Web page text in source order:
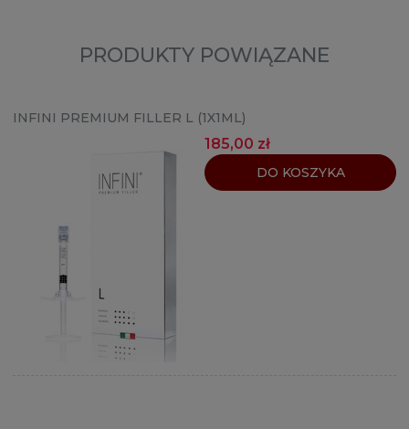
PRODUKTY POWIĄZANE
INFINI PREMIUM FILLER L (1X1ML)
185,00 zł
DO KOSZYKA